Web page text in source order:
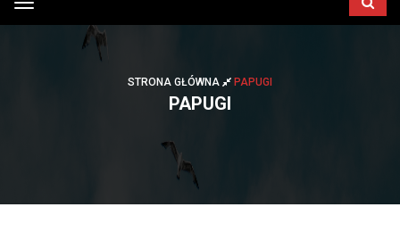
Przełącz
menu
STRONA GŁÓWNA PAPUGI
PAPUGI